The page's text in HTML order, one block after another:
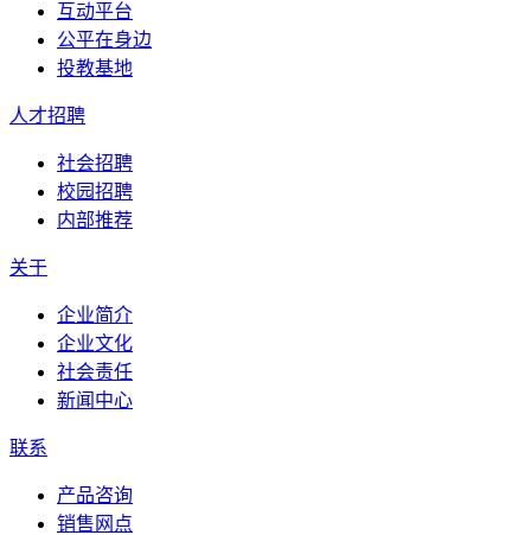
互动平台
公平在身边
投教基地
人才招聘
社会招聘
校园招聘
内部推荐
关于
企业简介
企业文化
社会责任
新闻中心
联系
产品咨询
销售网点